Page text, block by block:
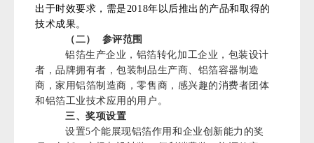
出于时效要求，需是2018年以后推出的产品和取得的
技术成果。
（二）
参评范围
铝箔生产企业，铝箔转化加工企业，包装设计
者，品牌拥有者，包装制品生产商、铝箔容器制造
商，家用铝箔制造商，零售商，感兴趣的消费者团体
和铝箔工业技术应用的用户。
三、奖项设置
设置5个能展现铝箔作用和企业创新能力的奖